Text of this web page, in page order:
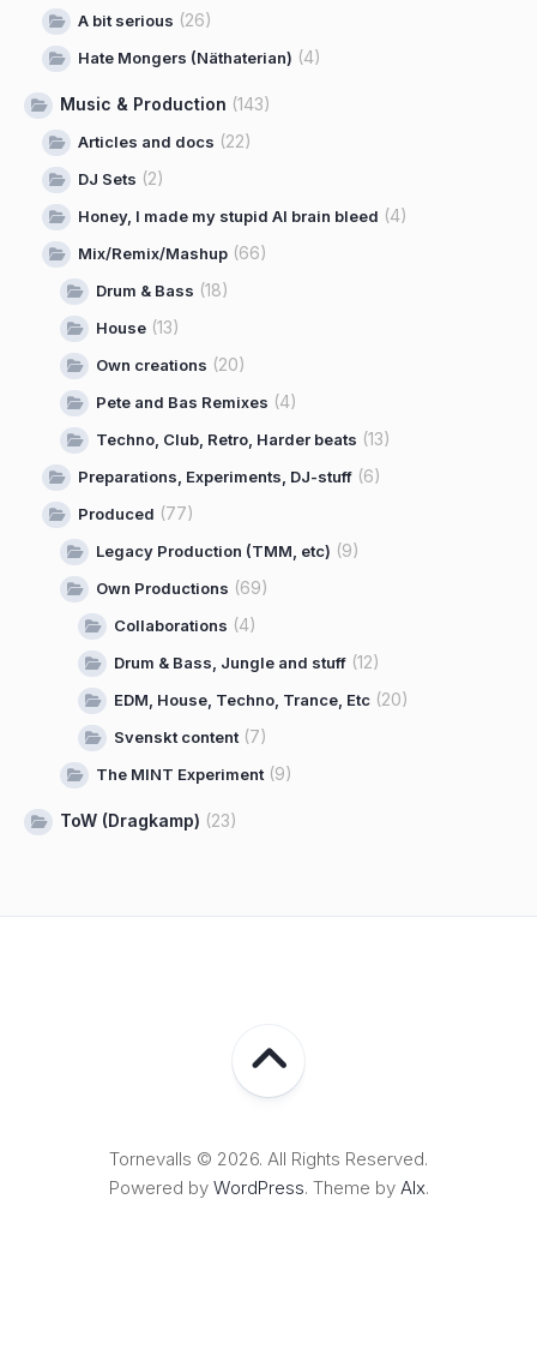
A bit serious (26)
Hate Mongers (Näthaterian) (4)
Music & Production (143)
Articles and docs (22)
DJ Sets (2)
Honey, I made my stupid AI brain bleed (4)
Mix/Remix/Mashup (66)
Drum & Bass (18)
House (13)
Own creations (20)
Pete and Bas Remixes (4)
Techno, Club, Retro, Harder beats (13)
Preparations, Experiments, DJ-stuff (6)
Produced (77)
Legacy Production (TMM, etc) (9)
Own Productions (69)
Collaborations (4)
Drum & Bass, Jungle and stuff (12)
EDM, House, Techno, Trance, Etc (20)
Svenskt content(7)
The MINT Experiment(9)
ToW (Dragkamp) (23)
Tornevalls © 2026. All Rights Reserved.
Powered by WordPress. Theme by Alx.